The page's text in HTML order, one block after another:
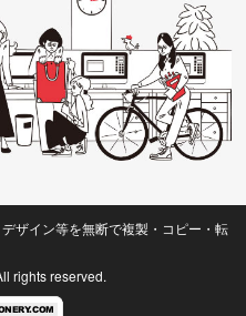
ザイン等を無断で複製・コピー・転
rights reserved.